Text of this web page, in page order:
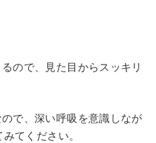
ので、見た目からスッキリ
で、深い呼吸を意識しなが
てください。